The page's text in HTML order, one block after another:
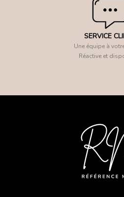
SERVICE
Une équipe à
Réactive et